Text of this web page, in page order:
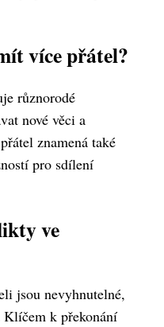
více přátel?
různorodé
nové věci a
znamená také
pro sdílení
ve
jsou nevyhnutelné,
k překonání